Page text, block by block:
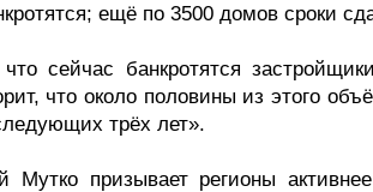
ещё по 3500 домов сроки
сейчас банкротятся
что около половины из этого
трёх лет».
Мутко призывает регионы